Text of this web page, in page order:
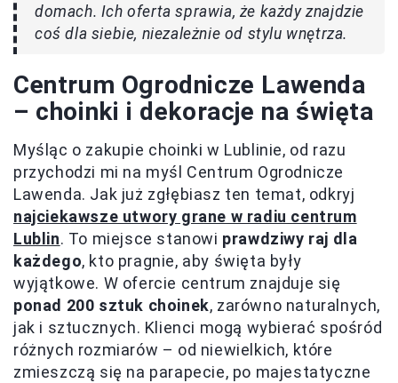
domach. Ich oferta sprawia, że każdy znajdzie
coś dla siebie, niezależnie od stylu wnętrza.
Centrum Ogrodnicze Lawenda
– choinki i dekoracje na święta
Myśląc o zakupie choinki w Lublinie, od razu
przychodzi mi na myśl Centrum Ogrodnicze
Lawenda. Jak już zgłębiasz ten temat, odkryj
najciekawsze utwory grane w radiu centrum
Lublin. To miejsce stanowi prawdziwy raj dla
każdego, kto pragnie, aby święta były
wyjątkowe. W ofercie centrum znajduje się
ponad 200 sztuk choinek, zarówno naturalnych,
jak i sztucznych. Klienci mogą wybierać spośród
różnych rozmiarów – od niewielkich, które
zmieszczą się na parapecie, po majestatyczne